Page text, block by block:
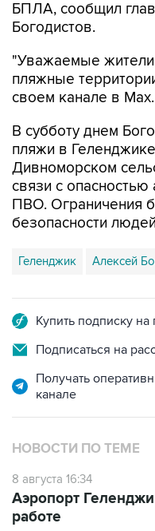
БПЛА, сообщил
Богодистов.
"Уважаемые жители
пляжные
своем канале в Max.
В субботу днем
пляжи в
Дивноморском
связи с
ПВО. Ограничения
безопасности
Геленджик Алексей
Купить подписку
Подписаться на
Получать
канале
НОВОСТИ ПО ТЕМЕ
8 августа 16:34
Аэропорт
работе